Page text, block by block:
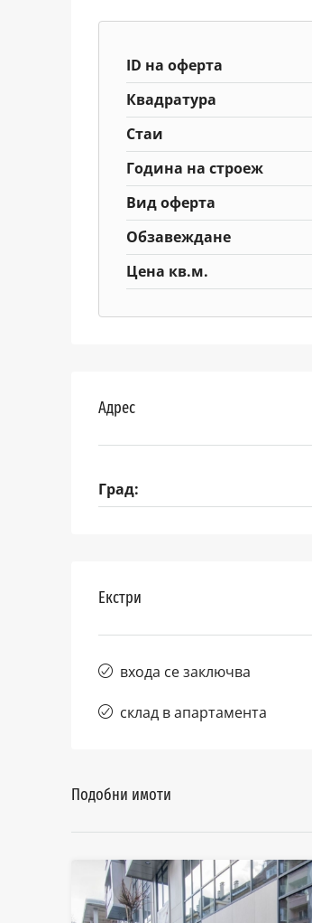
ID на оферта
Квадратура
Стаи
Година на строеж
Вид оферта
Обзавеждане
Цена кв.м.
Адрес
Град:
Екстри
входа се заключва
склад в апартамента
Подобни имоти